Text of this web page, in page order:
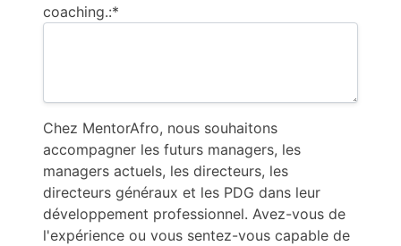
coaching.:*
Chez MentorAfro, nous souhaitons
accompagner les futurs managers, les
managers actuels, les directeurs, les
directeurs généraux et les PDG dans leur
développement professionnel. Avez-vous de
l'expérience ou vous sentez-vous capable de